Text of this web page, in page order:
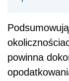
powinna